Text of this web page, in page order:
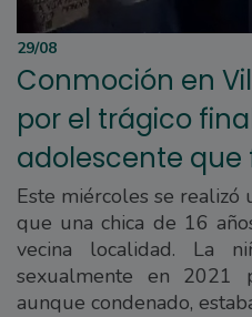
29/08
Conmoción en
por el trágico
adolescente que
Este miércoles se realizó
que una chica de 16
vecina localidad. La
sexualmente en
aunque condenado,